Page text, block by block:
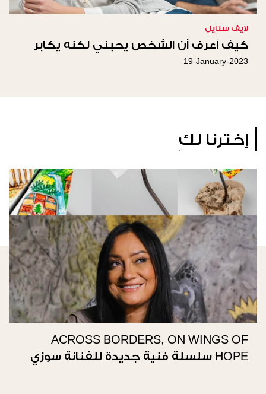
لايف ستايل
كيف أعرف أن الشخص يحبني لكنه يكابر
19-January-2023
إخترنا لكِ
ACROSS BORDERS, ON WINGS OF
HOPE سلسلة فنية جديدة للفنانة سوزي